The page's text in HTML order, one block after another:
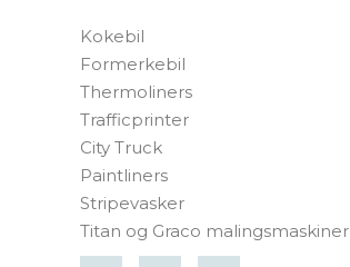
Kokebil
Formerkebil
Thermoliners
Trafficprinter
City Truck
Paintliners
Stripevasker
Titan og Graco malingsmaskiner